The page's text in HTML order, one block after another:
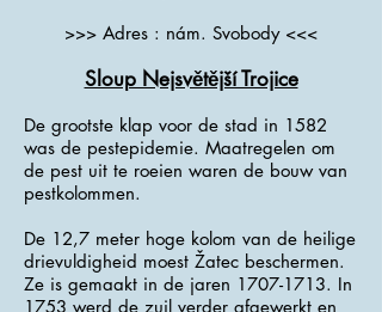
>>> Adres : nám. Svobody <<<
Sloup Nejsvětější Trojice
De grootste klap voor de stad in 1582
was de pestepidemie. Maatregelen om
de pest uit te roeien waren de bouw van
pestkolommen.
De 12,7 meter hoge kolom van de heilige
drievuldigheid moest Žatec beschermen.
Ze is gemaakt in de jaren 1707-1713. In
1753 werd de zuil verder afgewerkt en